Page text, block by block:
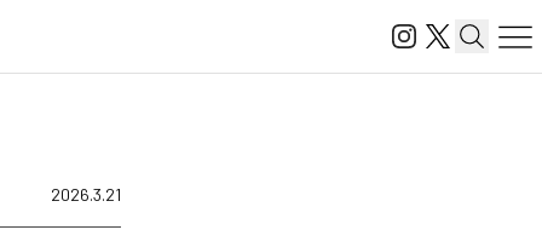
2026.3.21